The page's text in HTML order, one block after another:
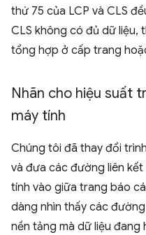
thứ 75 của LCP và CLS
CLS không có đủ dữ liệu,
tổng hợp ở cấp trang
Nhãn cho hiệu suất
máy tính
Chúng tôi đã thay đổi
và đưa các đường liên
tính vào giữa trang báo
dàng nhìn thấy các
nền tảng mà dữ liệu đang